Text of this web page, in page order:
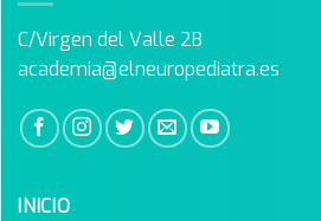
C/Virgen del Valle 2B
academia@elneuropediatra.es
INICIO